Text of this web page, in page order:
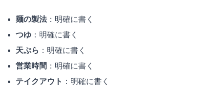
麺の製法：明確に書く
つゆ ：明確に書く
天ぷら ：明確に書く
営業時間 ：明確に書く
テイクアウト ：明確に書く